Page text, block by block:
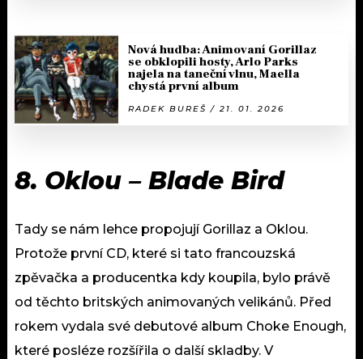
Nová hudba: Animovaní Gorillaz
se obklopili hosty, Arlo Parks
najela na taneční vlnu, Maella
chystá první album
RADEK BUREŠ / 21. 01. 2026
8. Oklou – Blade Bird
Tady se nám lehce propojují Gorillaz a Oklou.
Protože první CD, které si tato francouzská
zpěvačka a producentka kdy koupila, bylo právě
od těchto britských animovaných velikánů. Před
rokem vydala své debutové album Choke Enough,
které posléze rozšířila o další skladby. V